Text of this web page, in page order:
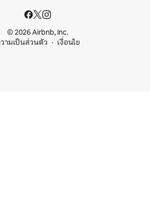
© 2026 Airbnb, Inc.
ามเป็นส่วนตัว
เงื่อนไข